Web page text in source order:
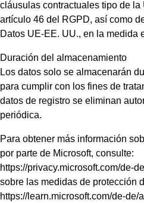
cláusulas contractuales tipo de la
artículo 46 del RGPD, así como
Datos UE-EE. UU., en la medida
Duración del almacenamiento
Los datos solo se almacenarán
para cumplir con los fines de
datos de registro se eliminan
periódica.
Para obtener más información
por parte de Microsoft, consulte:
https://privacy.microsoft.com/de-
sobre las medidas de protección
https://learn.microsoft.com/de-de/